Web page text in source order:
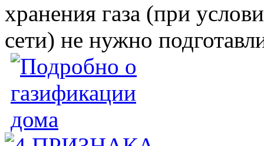
хранения газа (при
сети) не нужно